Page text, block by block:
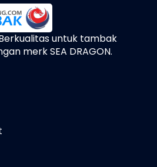
untuk tambak
merk SEA DRAGON.